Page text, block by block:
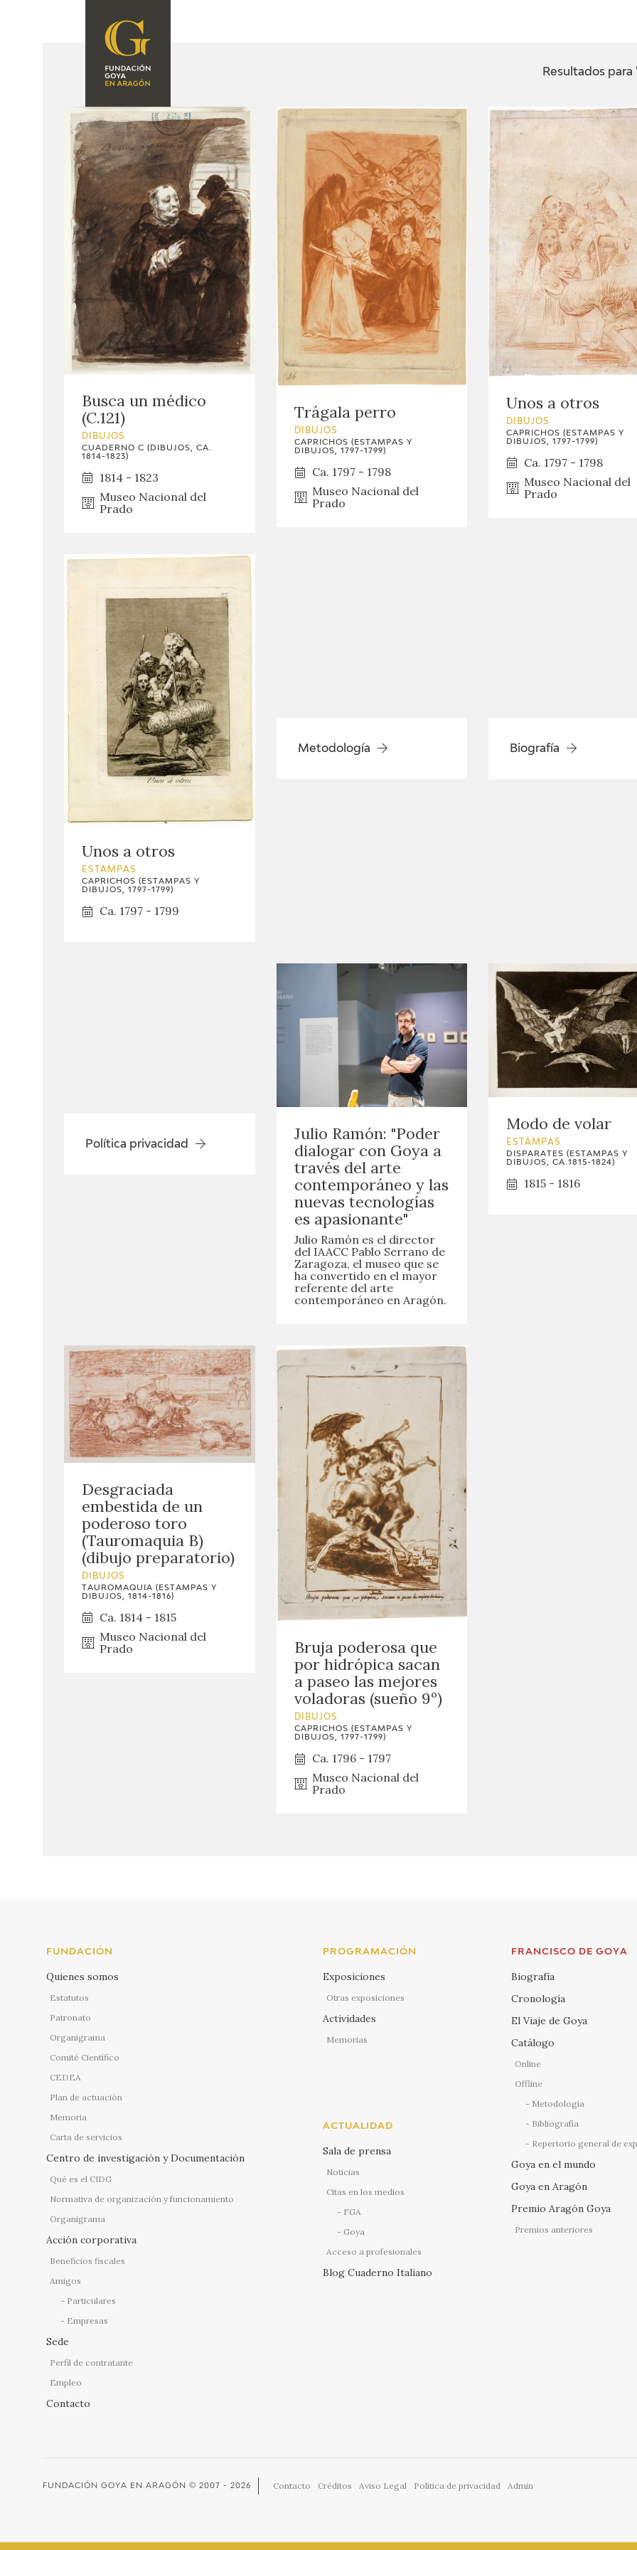
FUNDACIÓN
CENTRO DE
INVESTIGACIÓN Y
DOCUMENTACIÓN
ACCIÓN
CORPORATIVA
SEDE
CONTACTO
ACTIVIDADES
PRENSA
BLOG CUADERNO
ITALIANO
CRONOLOGÍA
EL VIAJE DE GOYA
CATÁLOGO
GOYA EN EL MUNDO
GOYA EN ARAGÓN
PREMIO ARAGÓN
GOYA
EDICIONES
Resultados
Busca un médico
(C.121)
DIBUJOS
CUADERNO C (DIBUJOS, CA.
1814-1823)
1814 - 1823
Museo Nacional del
Prado
Trágala perro
DIBUJOS
CAPRICHOS (ESTAMPAS Y
DIBUJOS, 1797-1799)
Ca. 1797 - 1798
Museo Nacional del
Prado
Unos a otros
DIBUJOS
CAPRICHOS (ESTAMPAS Y
DIBUJOS, 1797-1799)
Ca. 1797 - 1798
Museo Nacional del
Prado
Unos a otros
ESTAMPAS
CAPRICHOS (ESTAMPAS Y
DIBUJOS, 1797-1799)
Ca. 1797 - 1799
Metodología Biografía
Política privacidad
Julio Ramón: "Poder
dialogar con Goya a
través del arte
contemporáneo y las
nuevas tecnologías
es apasionante"
Julio Ramón es el director
del IAACC Pablo Serrano de
Zaragoza, el museo que se
ha convertido en el mayor
referente del arte
contemporáneo en Aragón.
Modo de volar
ESTAMPAS
DISPARATES (ESTAMPAS Y
DIBUJOS, CA.1815-1824)
1815 - 1816
Desgraciada
embestida de un
poderoso toro
(Tauromaquia B)
(dibujo preparatorio)
DIBUJOS
TAUROMAQUIA (ESTAMPAS Y
DIBUJOS, 1814-1816)
Ca. 1814 - 1815
Museo Nacional del
Prado
Bruja poderosa que
por hidrópica sacan
a paseo las mejores
voladoras (sueño 9º)
DIBUJOS
CAPRICHOS (ESTAMPAS Y
DIBUJOS, 1797-1799)
Ca. 1796 - 1797
Museo Nacional del
Prado
FUNDACIÓN
Quienes somos
Estatutos
Patronato
Organigrama
Comité Científico
CEDEA
Plan de actuación
Memoria
Carta de servicios
Centro de investigación y Documentación
Qué es el CIDG
Normativa de organización y funcionamiento
Organigrama
Acción corporativa
Beneficios fiscales
Amigos
Particulares
Empresas
Sede
Perfil de contratante
Empleo
Contacto
PROGRAMACIÓN
Exposiciones
Otras exposiciones
Actividades
Memorias
ACTUALIDAD
Sala de prensa
Noticias
Citas en los medios
FGA
Goya
Acceso a profesionales
Blog Cuaderno Italiano
FRANCISCO DE GOYA
Biografía
Cronología
El Viaje de Goya
Catálogo
Online
Offline
Metodología
Bibliografía
Repertorio general de
Goya en el mundo
Goya en Aragón
Premio Aragón Goya
Premios anteriores
FUNDACIÓN GOYA EN ARAGÓN © 2007 - 2026 Contacto Créditos Aviso Legal Política de privacidad Admin